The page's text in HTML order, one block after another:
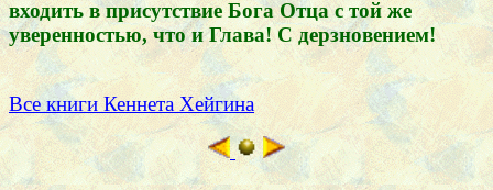
входить в присутствие Бога Отца с той же
уверенностью, что и Глава! С дерзновением!
Все книги Кеннета Хейгина